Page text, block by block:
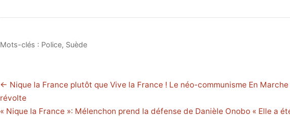
Mots-clés : Police, Suède
← Nique la France plutôt que Vive la France ! Le néo-communisme En
révolte
« Nique la France »: Mélenchon prend la défense de Danièle Onobo « Elle a